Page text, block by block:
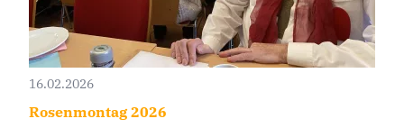
16.02.2026
Rosenmontag 2026